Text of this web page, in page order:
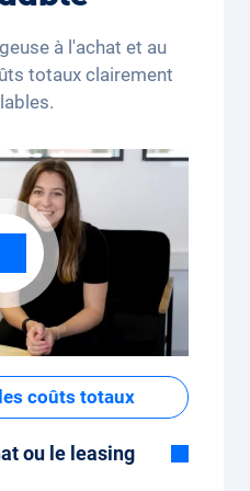
être ajusté
à l'achat et au
totaux clairement
coûts totaux
ou le leasing